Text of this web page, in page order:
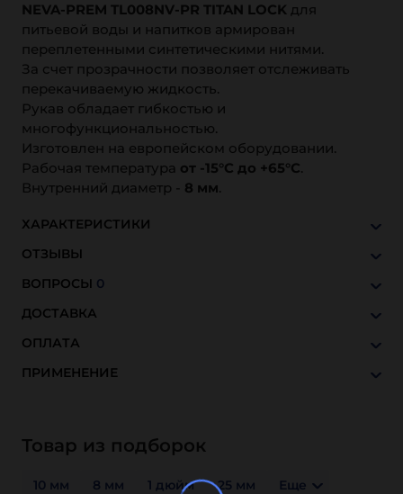
NEVA-PREM TL008NV-PR TITAN LOCK для
питьевой воды и напитков армирован
переплетенными синтетическими нитями.
За счет прозрачности позволяет отслеживать
перекачиваемую жидкость.
Рукав обладает гибкостью и
многофункциональностью.
Изготовлен на европейском оборудовании.
Рабочая температура от -15°С до +65°С.
Внутренний диаметр - 8 мм.
ХАРАКТЕРИСТИКИ
ОТЗЫВЫ
ВОПРОСЫ 0
ДОСТАВКА
ОПЛАТА
ПРИМЕНЕНИЕ
Товар из подборок
10 мм 8 мм 1 дюйм 25 мм Еще